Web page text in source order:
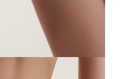
NEW CUT LTA 1501, r.90/XS,
NEW CUT LTA 1501, r.90/XS,